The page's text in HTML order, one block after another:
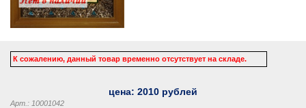
К сожалению, данный товар временно отсутствует на складе.
цена: 2010 рублей
Арт.: 10001042